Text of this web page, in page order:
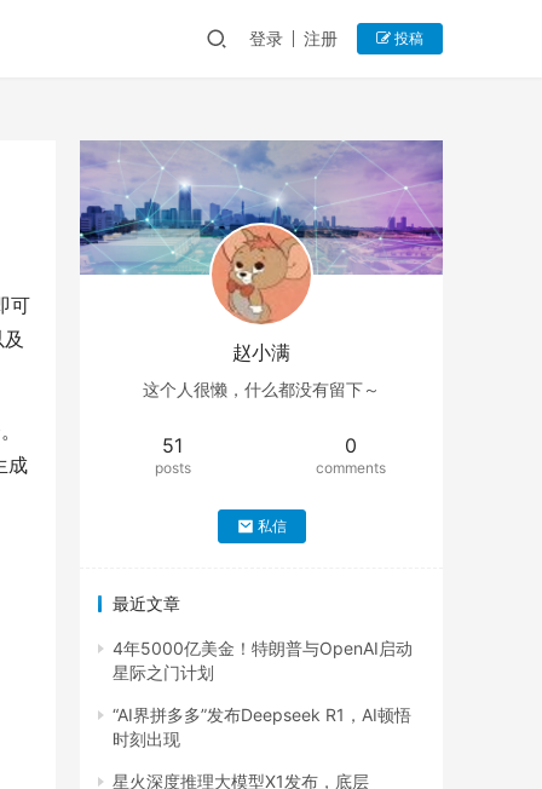
登录 注册 投稿
可
成
赵小满
这个人很懒，什么都没有留下～
51
posts
0
comments
私信
最近文章
4年5000亿美金！特朗普与OpenAI启动
星际之门计划
“AI界拼多多”发布Deepseek R1，AI顿悟
时刻出现
星火深度推理大模型X1发布，底层